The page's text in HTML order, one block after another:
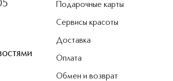
Подарочные карты
Сервисы красоты
Доставка
Оплата
Обмен и возврат